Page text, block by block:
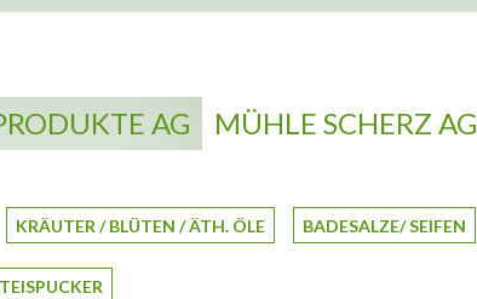
AG
KRÄUTER / BLÜTEN / ÄTH. ÖLE BADESALZE/ SEIFEN
MÜHLE SCHERZ AG